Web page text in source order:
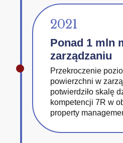
2021
Ponad 1 mln
zarządzaniu
Przekroczenie
powierzchni w
potwierdziło skalę
kompetencji 7R w
property